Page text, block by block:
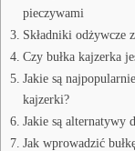
pieczywami
Składniki odżywcze
Czy bułka kajzerka
Jakie są
kajzerki?
Jakie są alternatywy
Jak wprowadzić